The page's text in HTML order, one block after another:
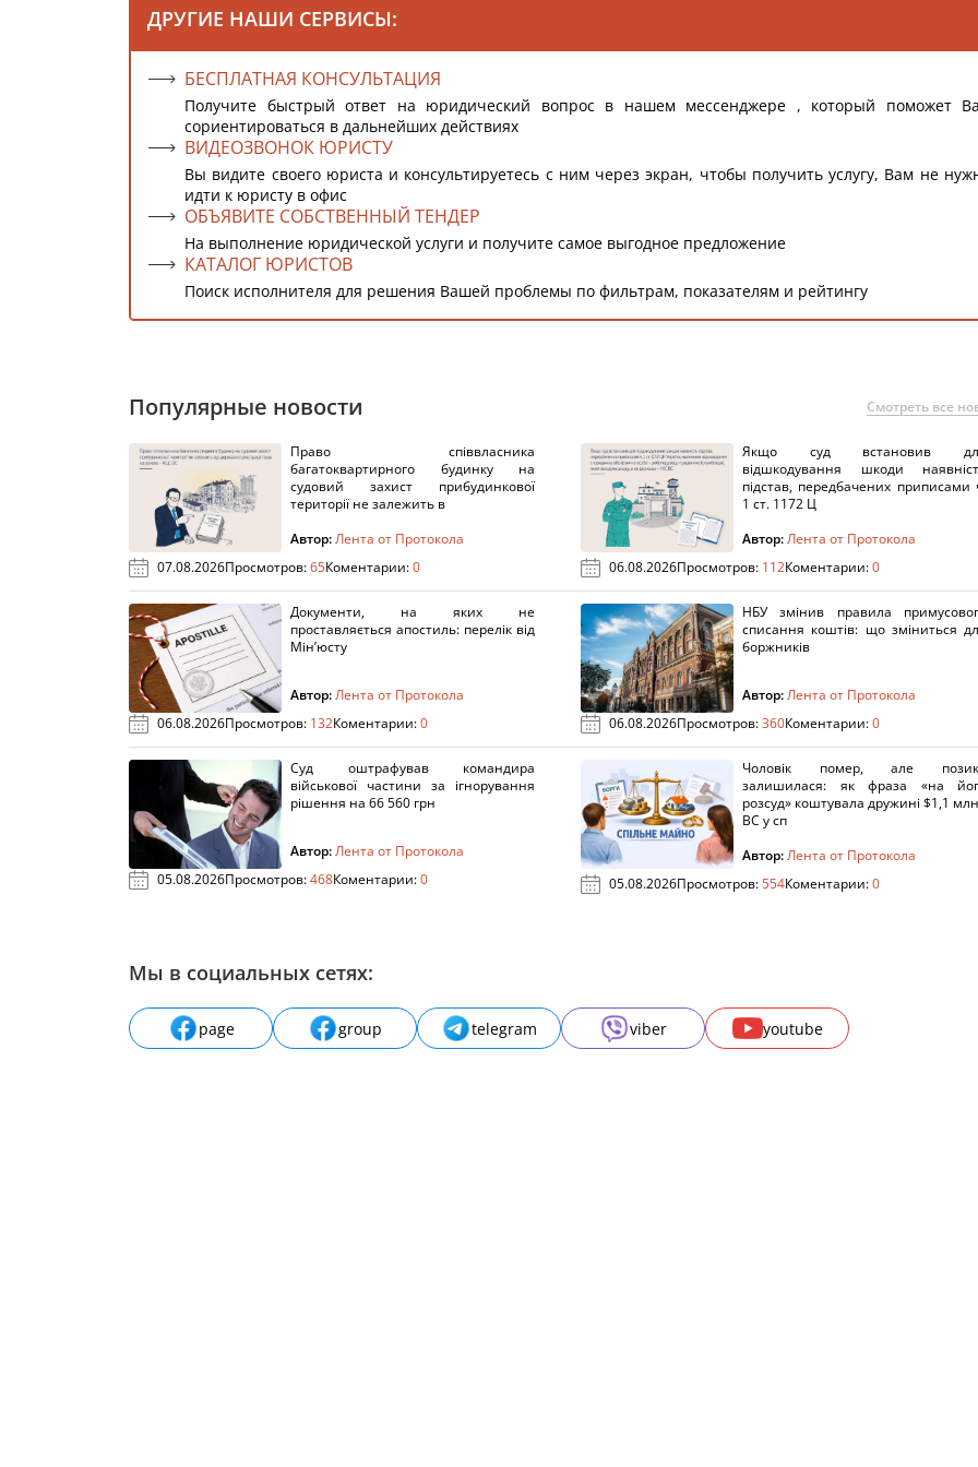
ДРУГИЕ НАШИ СЕРВИСЫ:
БЕСПЛАТНАЯ КОНСУЛЬТАЦИЯ
Получите быстрый ответ на юридический вопрос в нашем мессенджере , который поможет
сориентироваться в дальнейших действиях
ВИДЕОЗВОНОК ЮРИСТУ
Вы видите своего юриста и консультируетесь с ним через экран, чтобы получить услугу, Вам не
идти к юристу в офис
ОБЪЯВИТЕ СОБСТВЕННЫЙ ТЕНДЕР
На выполнение юридической услуги и получите самое выгодное предложение
КАТАЛОГ ЮРИСТОВ
Поиск исполнителя для решения Вашей проблемы по фильтрам, показателям и рейтингу
Популярные новости Смотреть все
Право співвласника
багатоквартирного будинку на
судовий захист прибудинкової
території не залежить в
Автор:Лента от Протокола
07.08.2026Просмотров:65Коментарии:0
Якщо суд встановив
відшкодування шкоди
підстав, передбачених приписами
1 ст. 1172 Ц
Автор:Лента от Протокола
06.08.2026Просмотров: 112Коментарии:0
Документи, на яких не
проставляється апостиль: перелік від
Мін’юсту
Автор:Лента от Протокола
06.08.2026Просмотров: 132Коментарии:0
НБУ змінив правила
списання коштів: що зміниться
боржників
Автор:Лента от Протокола
06.08.2026Просмотров:360Коментарии:0
Суд оштрафував командира
військової частини за ігнорування
рішення на 66 560 грн
Автор:Лента от Протокола
05.08.2026Просмотров:468Коментарии:0
Чоловік помер, але
залишилася: як фраза «на
розсуд» коштувала дружині $1,1
ВС у сп
Автор:Лента от Протокола
05.08.2026Просмотров:554Коментарии:0
Мы в социальных сетях:
page group telegram viber youtube